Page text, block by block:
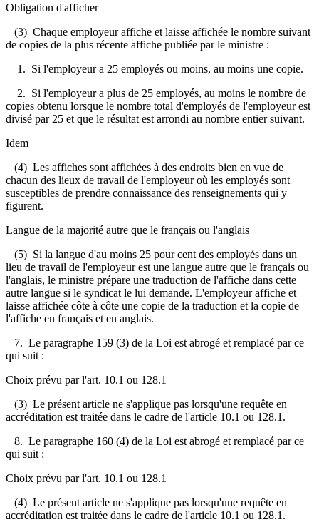
Obligation d'afficher
(3) Chaque employeur affiche et laisse affichée le nombre suivant
de copies de la plus récente affiche publiée par le ministre :
1. Si l'employeur a 25 employés ou moins, au moins une copie.
2. Si l'employeur a plus de 25 employés, au moins le nombre de
copies obtenu lorsque le nombre total d'employés de l'employeur est
divisé par 25 et que le résultat est arrondi au nombre entier suivant.
Idem
(4) Les affiches sont affichées à des endroits bien en vue de
chacun des lieux de travail de l'employeur où les employés sont
susceptibles de prendre connaissance des renseignements qui y
figurent.
Langue de la majorité autre que le français ou l'anglais
(5) Si la langue d'au moins 25 pour cent des employés dans un
lieu de travail de l'employeur est une langue autre que le français ou
l'anglais, le ministre prépare une traduction de l'affiche dans cette
autre langue si le syndicat le lui demande. L'employeur affiche et
laisse affichée côte à côte une copie de la traduction et la copie de
l'affiche en français et en anglais.
7. Le paragraphe 159 (3) de la Loi est abrogé et remplacé par ce
qui suit :
Choix prévu par l'art. 10.1 ou 128.1
(3) Le présent article ne s'applique pas lorsqu'une requête en
accréditation est traitée dans le cadre de l'article 10.1 ou 128.1.
8. Le paragraphe 160 (4) de la Loi est abrogé et remplacé par ce
qui suit :
Choix prévu par l'art. 10.1 ou 128.1
(4) Le présent article ne s'applique pas lorsqu'une requête en
accréditation est traitée dans le cadre de l'article 10.1 ou 128.1.